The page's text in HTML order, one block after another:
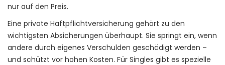
nur auf den Preis.
Eine private Haftpflichtversicherung gehört zu den
wichtigsten Absicherungen überhaupt. Sie springt ein, wenn
andere durch eigenes Verschulden geschädigt werden –
und schützt vor hohen Kosten. Für Singles gibt es spezielle